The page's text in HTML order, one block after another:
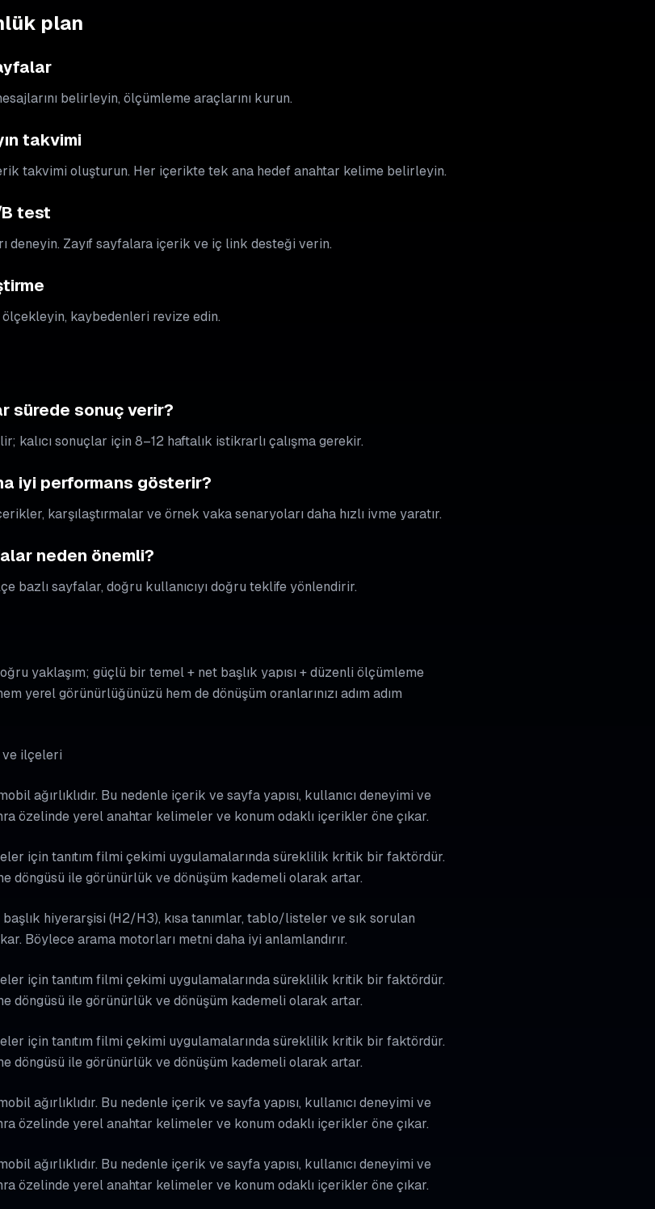
plan
belirleyin, ölçümleme araçlarını kurun.
takvimi
takvimi oluşturun. Her içerikte tek ana hedef anahtar kelime belirleyin.
test
deneyin. Zayıf sayfalara içerik ve iç link desteği verin.
kaybedenleri revize edin.
sürede sonuç verir?
kalıcı sonuçlar için 8–12 haftalık istikrarlı çalışma gerekir.
iyi performans gösterir?
karşılaştırmalar ve örnek vaka senaryoları daha hızlı ivme yaratır.
neden önemli?
bazlı sayfalar, doğru kullanıcıyı doğru teklife yönlendirir.
yaklaşım; güçlü bir temel + net başlık yapısı + düzenli ölçümleme
yerel görünürlüğünüzü hem de dönüşüm oranlarınızı adım adım
ve ilçeleri
ağırlıklıdır. Bu nedenle içerik ve sayfa yapısı, kullanıcı deneyimi ve
özelinde yerel anahtar kelimeler ve konum odaklı içerikler öne çıkar.
için tanıtım filmi çekimi uygulamalarında süreklilik kritik bir faktördür.
döngüsü ile görünürlük ve dönüşüm kademeli olarak artar.
hiyerarşisi (H2/H3), kısa tanımlar, tablo/listeler ve sık sorulan
Böylece arama motorları metni daha iyi anlamlandırır.
için tanıtım filmi çekimi uygulamalarında süreklilik kritik bir faktördür.
döngüsü ile görünürlük ve dönüşüm kademeli olarak artar.
için tanıtım filmi çekimi uygulamalarında süreklilik kritik bir faktördür.
döngüsü ile görünürlük ve dönüşüm kademeli olarak artar.
ağırlıklıdır. Bu nedenle içerik ve sayfa yapısı, kullanıcı deneyimi ve
özelinde yerel anahtar kelimeler ve konum odaklı içerikler öne çıkar.
ağırlıklıdır. Bu nedenle içerik ve sayfa yapısı, kullanıcı deneyimi ve
özelinde yerel anahtar kelimeler ve konum odaklı içerikler öne çıkar.